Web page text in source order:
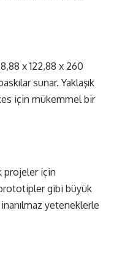
x 122,88 x 260
sunar. Yaklaşık
için mükemmel bir
projeler için
prototipler gibi büyük
yeteneklerle